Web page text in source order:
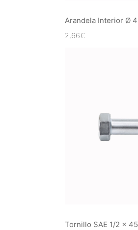
Arandela Interior Ø
2,66€
Tornillo SAE 1/2 x